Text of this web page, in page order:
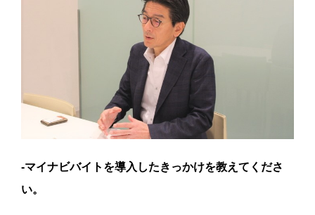
-マイナビバイトを導入したきっかけを教えてくださ
い。